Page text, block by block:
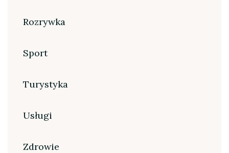
Rozrywka
Sport
Turystyka
Usługi
Zdrowie